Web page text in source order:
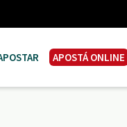
APOSTÁ ONLINE